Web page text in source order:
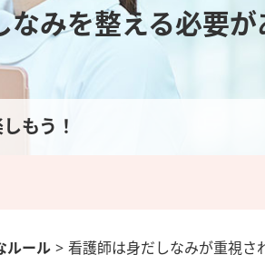
なみを整える必要
もう！
ルール > 看護師は身だしなみが重視さ